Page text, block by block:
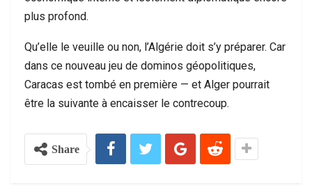
plus profond.
Qu’elle le veuille ou non, l’Algérie doit s’y préparer. Car
dans ce nouveau jeu de dominos géopolitiques,
Caracas est tombé en première — et Alger pourrait
être la suivante à encaisser le contrecoup.
Share